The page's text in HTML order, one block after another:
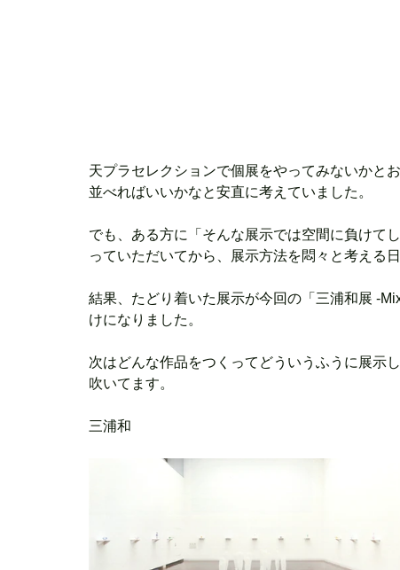
天プラセレクションで個展をやってみないかと
並べればいいかなと安直に考えていました。
でも、ある方に「そんな展示では空間に負けて
っていただいてから、展示方法を悶々と考える
結果、たどり着いた展示が今回の「三浦和展 -
けになりました。
次はどんな作品をつくってどういうふうに展示
吹いてます。
三浦和